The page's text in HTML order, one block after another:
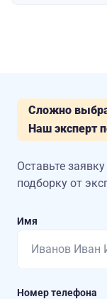
Сложно
Наш эксперт
Оставьте
подборку от
Имя
Номер телефона